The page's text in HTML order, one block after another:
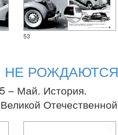
53
НЕ РОЖДАЮТСЯ
– Май. История.
Отечественной